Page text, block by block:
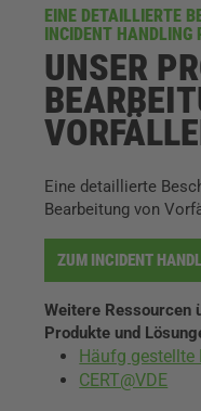
EINE DETAILLIERTE
INCIDENT HANDLING
UNSER
Eine detaillierte
Bearbeitung von
ZUM INCIDENT
Weitere Ressourcen
Produkte und
Häufg gestellte
CERT@VDE